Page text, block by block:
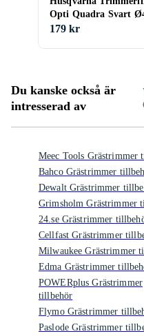
Opti Quadra Svart
240m
179 kr
Du kanske också är
intresserad av
Meec Tools Grästrimmer
Bahco Grästrimmer
Dewalt Grästrimmer
Grimsholm Grästrimmer
24.se Grästrimmer
Cellfast Grästrimmer
Milwaukee Grästrimmer
Edma Grästrimmer
POWERplus Grästrimmer
tillbehör
Flymo Grästrimmer
Paslode Grästrimmer